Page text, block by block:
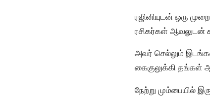
ரஜினியுடன் ஒரு
ரசிகர்கள் ஆவலுடன்
அவர் செல்லும்
கைகுலுக்கி
நேற்று மும்பையில்